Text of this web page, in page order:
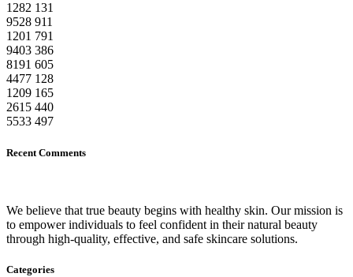
1282 131
9528 911
1201 791
9403 386
8191 605
4477 128
1209 165
2615 440
5533 497
Recent Comments
We believe that true beauty begins with healthy skin. Our mission is
to empower individuals to feel confident in their natural beauty
through high-quality, effective, and safe skincare solutions.
Categories